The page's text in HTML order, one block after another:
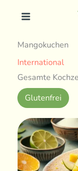
Mangokuchen
International
Gesamte
Glutenfrei